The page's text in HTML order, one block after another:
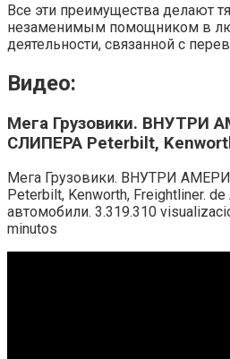
Все эти преимущества делают
незаменимым помощником в
деятельности, связанной с
Видео:
Мега Грузовики. ВНУТРИ
СЛИПЕРА Peterbilt,
Мега Грузовики. ВНУТРИ
Peterbilt, Kenworth, Freightliner.
автомобили. 3.319.310
minutos